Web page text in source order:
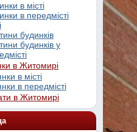
в місті
в передмісті
будинків
будинків у
в Житомирі
в місті
в передмісті
в Житомирі